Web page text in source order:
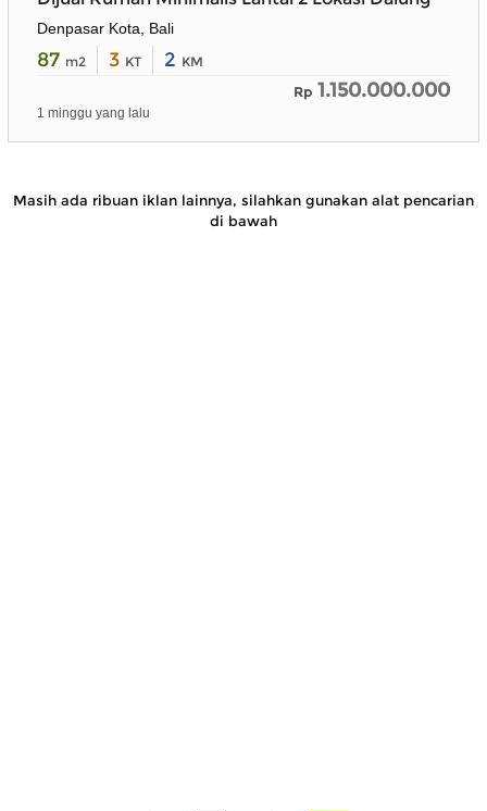
Denpasar Kota, Bali
87 m2 3 KT 2 KM
Rp 1.150.000.000
1 minggu yang lalu
Masih ada ribuan iklan lainnya, silahkan gunakan alat pencarian
di bawah